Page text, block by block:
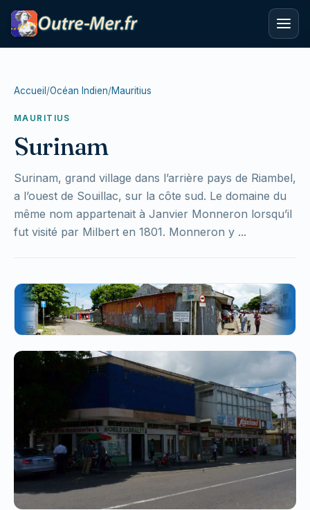
Accueil /Océan Indien/Mauritius
MAURITIUS
Surinam
Surinam, grand village dans l’arrière pays de Riambel,
a l’ouest de Souillac, sur la côte sud. Le domaine du
même nom appartenait à Janvier Monneron lorsqu’il
fut visité par Milbert en 1801. Monneron y ...